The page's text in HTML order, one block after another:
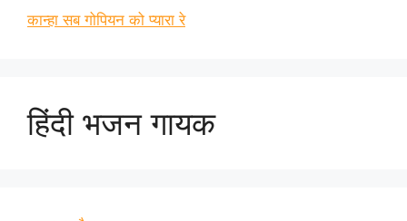
कान्हा सब गोपियन को प्यारा रे
हिंदी भजन गायक